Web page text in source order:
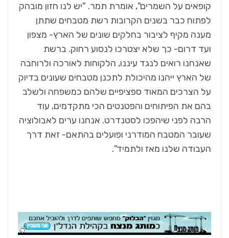
קופאים על השמרים", אומרת תמר. "יש לנו חזון מובהק
לפתוח כבר בשנים הקרובות רשת מטבחים שתתן
מענה מקיף לציבור בחלקים שונים של הארץ- מצפון
ועד דרום- כך שלא יצטרכו לנסוע רחוק. ברשת
שאנחנו רואים לנגד עיננו, הלקוחות לאורכה ולרוחבה
של הארץ ייהנו מהיכולת לתכנן מטבחים שעונים בדיוק
על הצרכים המאוד ספציפיים שלהם כמשפחה ולשלב
בהם את הפיתוחים והפטנטים הכי מתקדמים, עוד
הרבה לפני שיהפכו לסטנדרט. אנחנו ערים לאבולוציה
שעובר המטבח המודרני ופועלים בהתאם- זאת דרך
העבודה שלנו מאז ולתמיד".